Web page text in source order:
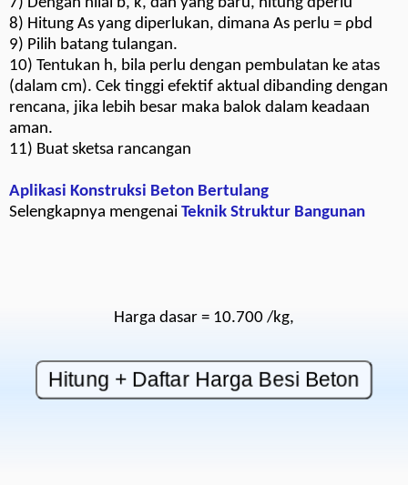
7) Dengan nilai b, k, dan yang baru, hitung dperlu
8) Hitung As yang diperlukan, dimana As perlu = ρbd
9) Pilih batang tulangan.
10) Tentukan h, bila perlu dengan pembulatan ke atas
(dalam cm). Cek tinggi efektif aktual dibanding dengan
rencana, jika lebih besar maka balok dalam keadaan
aman.
11) Buat sketsa rancangan
Aplikasi Konstruksi Beton Bertulang
Selengkapnya mengenai Teknik Struktur Bangunan
Harga dasar = 10.700 /kg,